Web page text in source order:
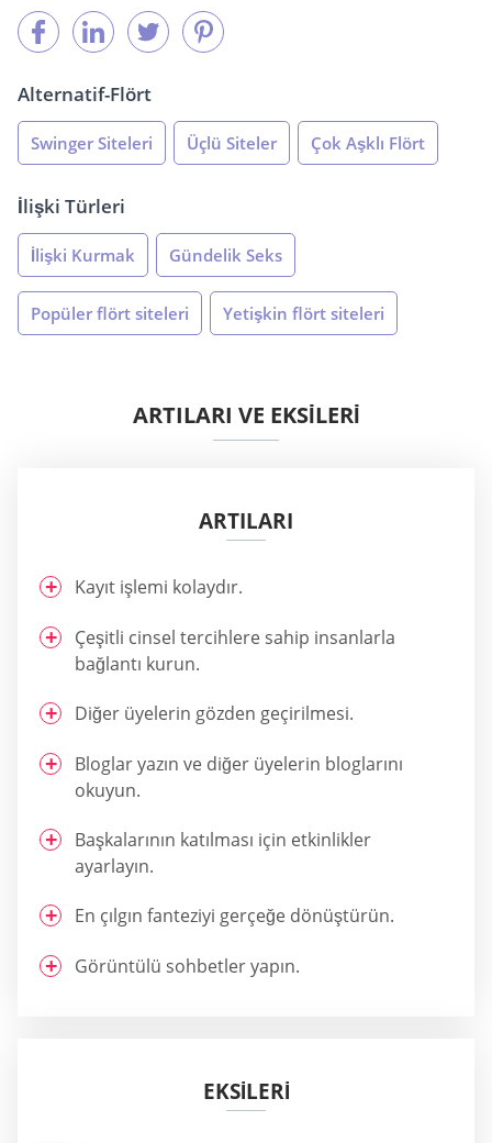
Alternatif-Flört
Swinger Siteleri Üçlü Siteler Çok Aşklı Flört
İlişki Türleri
İlişki Kurmak Gündelik Seks
Popüler flört siteleri Yetişkin flört siteleri
ARTILARI VE EKSİLERİ
ARTILARI
Kayıt işlemi kolaydır.
Çeşitli cinsel tercihlere sahip insanlarla
bağlantı kurun.
Diğer üyelerin gözden geçirilmesi.
Bloglar yazın ve diğer üyelerin bloglarını
okuyun.
Başkalarının katılması için etkinlikler
ayarlayın.
En çılgın fanteziyi gerçeğe dönüştürün.
Görüntülü sohbetler yapın.
EKSİLERİ